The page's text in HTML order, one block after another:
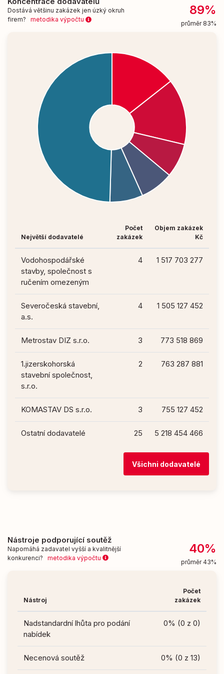
Dostává většinu zakázek jen úzký okruh
firem? metodika výpočtu
89%
průměr 83%
Největší dodavatelé
Počet
zakázek
Objem zakázek
Kč
Vodohospodářské
stavby, společnost s
ručením omezeným
4 1 517 703 277
Severočeská stavební,
a.s.
4 1 505 127 452
Metrostav DIZ s.r.o. 3 773 518 869
1.jizerskohorská
stavební společnost,
s.r.o.
2 763 287 881
KOMASTAV DS s.r.o. 3 755 127 452
Ostatní dodavatelé 25 5 218 454 466
Všichni dodavatelé
Nástroje podporující soutěž
Napomáhá zadavatel vyšší a kvalitnější
konkurenci? metodika výpočtu
40%
průměr 43%
Nástroj
Počet
zakázek
Nadstandardní lhůta pro podání
nabídek
0% (0 z 0)
Necenová soutěž 0% (0 z 13)